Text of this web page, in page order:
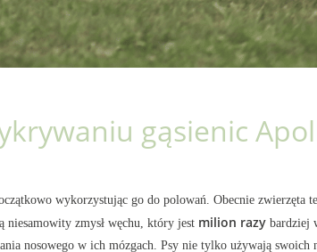
gąsienic
wykorzystując go do polowań. Obecnie zwierzęta te
niesamowity zmysł węchu, który jest milion razy bardziej
nosowego w ich mózgach. Psy nie tylko używają